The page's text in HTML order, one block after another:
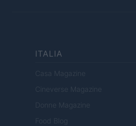
ITALIA
Casa Magazine
Cineverse Magazine
Donne Magazine
Food Blog